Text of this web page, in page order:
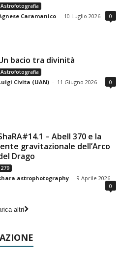
Astrofotografia
Caramanico - 10 Luglio 2026 0
bacio tra divinità
Astrofotografia
Civita (UAN) - 11 Giugno 2026 0
– Abell 370 e la
gravitazionale dell’Arco
Drago
279
- 9 Aprile 2026
0
altri